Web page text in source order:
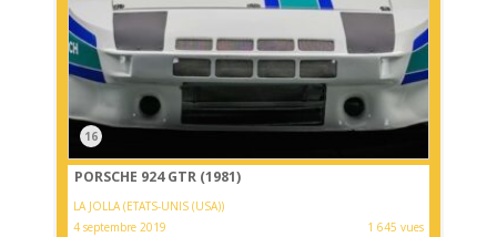
16
PORSCHE 924 GTR (1981)
LA JOLLA (ETATS-UNIS (USA))
4 septembre 2019
1 645 vues